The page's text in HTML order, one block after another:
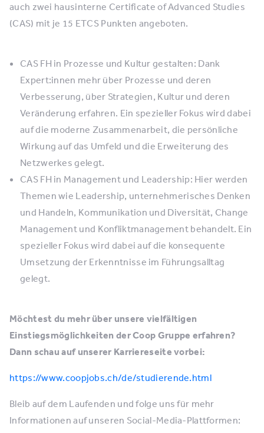
auch zwei hausinterne Certificate of Advanced Studies
(CAS) mit je 15 ETCS Punkten angeboten.
CAS FH in Prozesse und Kultur gestalten: Dank
Expert:innen mehr über Prozesse und deren
Verbesserung, über Strategien, Kultur und deren
Veränderung erfahren. Ein spezieller Fokus wird dabei
auf die moderne Zusammenarbeit, die persönliche
Wirkung auf das Umfeld und die Erweiterung des
Netzwerkes gelegt.
CAS FH in Management und Leadership: Hier werden
Themen wie Leadership, unternehmerisches Denken
und Handeln, Kommunikation und Diversität, Change
Management und Konfliktmanagement behandelt. Ein
spezieller Fokus wird dabei auf die konsequente
Umsetzung der Erkenntnisse im Führungsalltag
gelegt.
Möchtest du mehr über unsere vielfältigen
Einstiegsmöglichkeiten der Coop Gruppe erfahren?
Dann schau auf unserer Karriereseite vorbei:
https://www.coopjobs.ch/de/studierende.html
Bleib auf dem Laufenden und folge uns für mehr
Informationen auf unseren Social-Media-Plattformen: